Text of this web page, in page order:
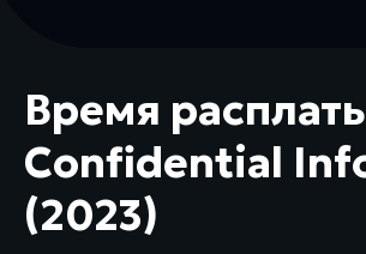
Время
Confidential
(2023)